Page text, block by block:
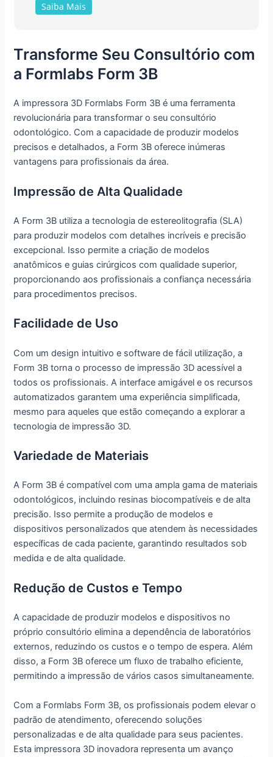
Saiba Mais
Transforme Seu Consultório com
a Formlabs Form 3B
A impressora 3D Formlabs Form 3B é uma ferramenta
revolucionária para transformar o seu consultório
odontológico. Com a capacidade de produzir modelos
precisos e detalhados, a Form 3B oferece inúmeras
vantagens para profissionais da área.
Impressão de Alta Qualidade
A Form 3B utiliza a tecnologia de estereolitografia (SLA)
para produzir modelos com detalhes incríveis e precisão
excepcional. Isso permite a criação de modelos
anatômicos e guias cirúrgicos com qualidade superior,
proporcionando aos profissionais a confiança necessária
para procedimentos precisos.
Facilidade de Uso
Com um design intuitivo e software de fácil utilização, a
Form 3B torna o processo de impressão 3D acessível a
todos os profissionais. A interface amigável e os recursos
automatizados garantem uma experiência simplificada,
mesmo para aqueles que estão começando a explorar a
tecnologia de impressão 3D.
Variedade de Materiais
A Form 3B é compatível com uma ampla gama de materiais
odontológicos, incluindo resinas biocompatíveis e de alta
precisão. Isso permite a produção de modelos e
dispositivos personalizados que atendem às necessidades
específicas de cada paciente, garantindo resultados sob
medida e de alta qualidade.
Redução de Custos e Tempo
A capacidade de produzir modelos e dispositivos no
próprio consultório elimina a dependência de laboratórios
externos, reduzindo os custos e o tempo de espera. Além
disso, a Form 3B oferece um fluxo de trabalho eficiente,
permitindo a impressão de vários casos simultaneamente.
Com a Formlabs Form 3B, os profissionais podem elevar o
padrão de atendimento, oferecendo soluções
personalizadas e de alta qualidade para seus pacientes.
Esta impressora 3D inovadora representa um avanço